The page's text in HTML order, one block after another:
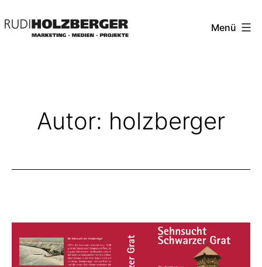
Inhalt
Menü
Autor: holzberger